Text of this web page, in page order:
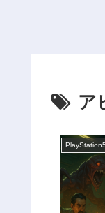
ア
PlayStation5